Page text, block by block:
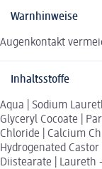
Warnhinweise
Augenkontakt
Inhaltsstoffe
Aqua | Sodium
Glyceryl Cocoate |
Chloride | Calcium
Hydrogenated
Diistearate | Laureth